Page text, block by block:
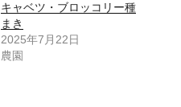
キャベツ・ブロッコリー種
まき
2025年7月22日
農園